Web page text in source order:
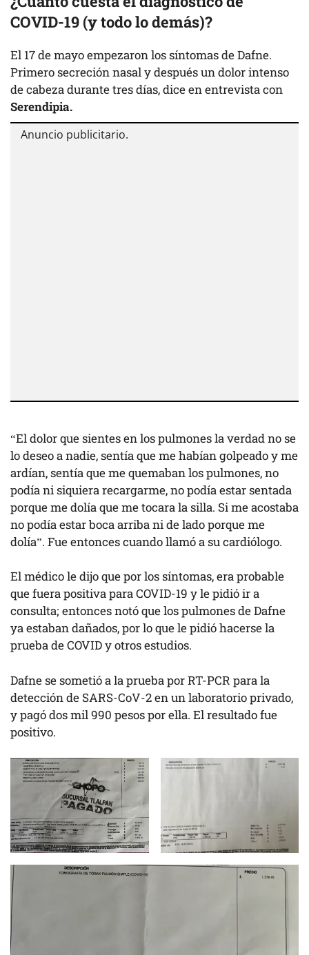
COVID-19 (y todo lo demás)?
El 17 de mayo empezaron los síntomas de Dafne.
Primero secreción nasal y después un dolor intenso
de cabeza durante tres días, dice en entrevista con
Serendipia.
“El dolor que sientes en los pulmones la verdad no se
lo deseo a nadie, sentía que me habían golpeado y me
ardían, sentía que me quemaban los pulmones, no
podía ni siquiera recargarme, no podía estar sentada
porque me dolía que me tocara la silla. Si me acostaba
no podía estar boca arriba ni de lado porque me
dolía”. Fue entonces cuando llamó a su cardiólogo.
El médico le dijo que por los síntomas, era probable
que fuera positiva para COVID-19 y le pidió ir a
consulta; entonces notó que los pulmones de Dafne
ya estaban dañados, por lo que le pidió hacerse la
prueba de COVID y otros estudios.
Dafne se sometió a la prueba por RT-PCR para la
detección de SARS-CoV-2 en un laboratorio privado,
y pagó dos mil 990 pesos por ella. El resultado fue
positivo.